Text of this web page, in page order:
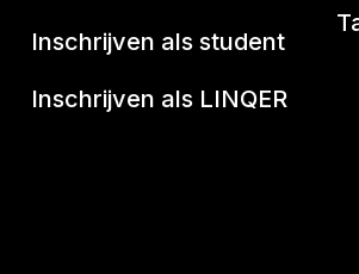
Inschrijven als student
Inschrijven als LINQER